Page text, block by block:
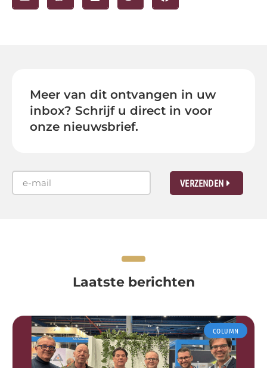
Meer van dit ontvangen in uw
inbox? Schrijf u direct in voor
onze nieuwsbrief.
VERZENDEN
Laatste berichten
COLUMN